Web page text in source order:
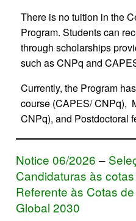
There is no tuition in the
Program. Students can
through scholarships
such as CNPq and
Currently, the Program
course (CAPES/ CNPq),
CNPq), and Postdoctoral
Notice 06/2026 –
Candidaturas às
Referente às Cotas
Global 2030